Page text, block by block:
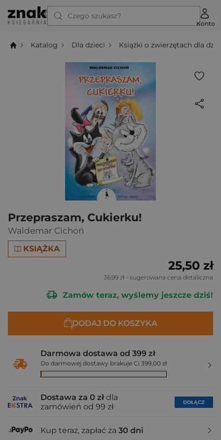
Czego szukasz?
Konto
Katalog Dla dzieci Książki o zwierzętach dla
Przepraszam, Cukierku!
Waldemar Cichoń
KSIĄŻKA
25,50 zł
36,99 zł - sugerowana cena detaliczna
Zamów teraz, wyślemy jeszcze dziś!
DODAJ DO KOSZYKA
Darmowa dostawa od 399 zł
Do darmowej dostawy brakuje Ci 399,00 zł
Dostawa za 0 zł dla
zamówień od 99 zł
DOŁĄCZ
Kup teraz, zapłać za 30 dni